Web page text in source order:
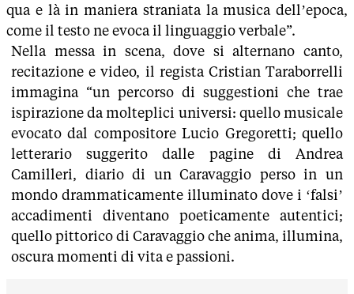
qua e là in maniera straniata la musica dell’epoca,
come il testo ne evoca il linguaggio verbale”.
Nella messa in scena, dove si alternano canto,
recitazione e video, il regista Cristian Taraborrelli
immagina “un percorso di suggestioni che trae
ispirazione da molteplici universi: quello musicale
evocato dal compositore Lucio Gregoretti; quello
letterario suggerito dalle pagine di Andrea
Camilleri, diario di un Caravaggio perso in un
mondo drammaticamente illuminato dove i ‘falsi’
accadimenti diventano poeticamente autentici;
quello pittorico di Caravaggio che anima, illumina,
oscura momenti di vita e passioni.